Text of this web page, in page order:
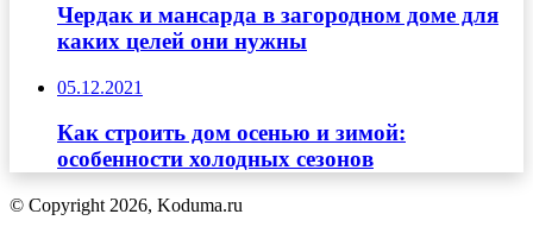
Чердак и мансарда в загородном доме для
каких целей они нужны
05.12.2021
Как строить дом осенью и зимой:
особенности холодных сезонов
© Copyright 2026, Koduma.ru